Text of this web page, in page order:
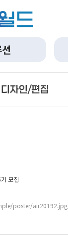
자인/편집
모집
poster/air20192.jpg